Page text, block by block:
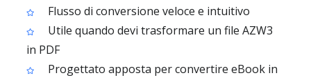
Flusso di conversione veloce e intuitivo
Utile quando devi trasformare un file AZW3
in PDF
Progettato apposta per convertire eBook in